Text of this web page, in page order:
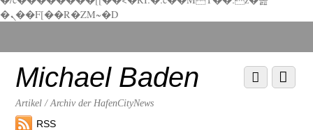
�ܢ��F[��R�ZM~�D
down
contentMichael Baden
Artikel / Archiv der HafenCityNews
RSS
Menu
Scroll
down